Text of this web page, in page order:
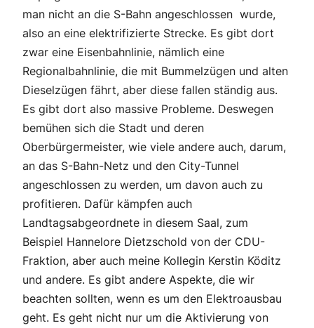
man nicht an die S-Bahn angeschlossen wurde,
also an eine elektrifizierte Strecke. Es gibt dort
zwar eine Eisenbahnlinie, nämlich eine
Regionalbahnlinie, die mit Bummelzügen und alten
Dieselzügen fährt, aber diese fallen ständig aus.
Es gibt dort also massive Probleme. Deswegen
bemühen sich die Stadt und deren
Oberbürgermeister, wie viele andere auch, darum,
an das S-Bahn-Netz und den City-Tunnel
angeschlossen zu werden, um davon auch zu
profitieren. Dafür kämpfen auch
Landtagsabgeordnete in diesem Saal, zum
Beispiel Hannelore Dietzschold von der CDU-
Fraktion, aber auch meine Kollegin Kerstin Köditz
und andere. Es gibt andere Aspekte, die wir
beachten sollten, wenn es um den Elektroausbau
geht. Es geht nicht nur um die Aktivierung von